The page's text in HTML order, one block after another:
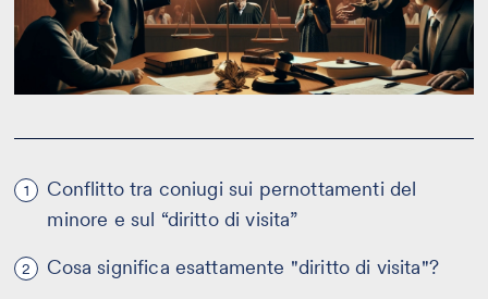
1
Conflitto tra coniugi sui pernottamenti del
minore e sul “diritto di visita”
2 Cosa significa esattamente "diritto di visita"?